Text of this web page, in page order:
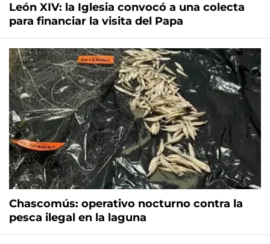
León XIV: la Iglesia convocó a una colecta
para financiar la visita del Papa
Chascomús: operativo nocturno contra la
pesca ilegal en la laguna